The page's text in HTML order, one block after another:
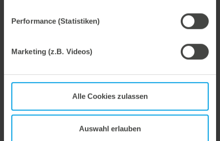
Performance (Statistiken)
Marketing (z.B. Videos)
Alle Cookies zulassen
Auswahl erlauben
Wir bieten mit dem Unterstiftegitter eine spezialisierte Werkzeuglösung für höchste Anforderungen im Ausbrechprozess. Insbesondere bei anspruchsvollen Verpackungszuschnitten sorgt das System für stabile Abläufe und eine zuverlässige Entfernung selbst kleinster Abfallteile über den gesamten Produktionsprozess hinweg – vom ersten bis zum letzten Bogen.
27. Juli 2026